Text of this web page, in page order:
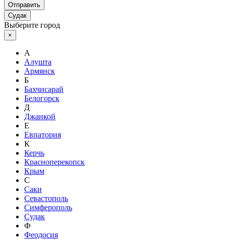
Отправить
Судак
Выберите город
×
А
Алушта
Армянск
Б
Бахчисарай
Белогорск
Д
Джанкой
Е
Евпатория
К
Керчь
Красноперекопск
Крым
С
Саки
Севастополь
Симферополь
Судак
Ф
Феодосия